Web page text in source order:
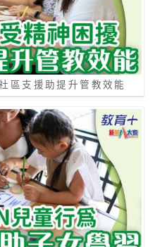
區支援助提升管教效能